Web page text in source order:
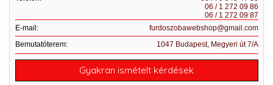
06 / 1 272 09 86
06 / 1 272 09 87
E-mail:
furdoszobawebshop@gmail.com
Bemutatóterem:
1047 Budapest, Megyeri út 7/A
Gyakran ismételt kérdések